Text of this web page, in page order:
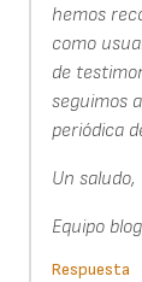
hemos
como
de
seguimos
periódica
Un saludo,
Equipo
Respuesta